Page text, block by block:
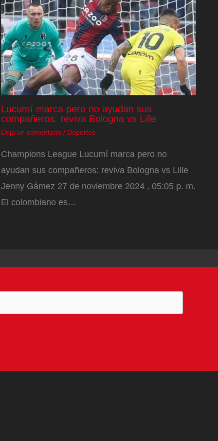
Lucumí marca pero no ayudan sus
compañeros: reviva Bologna vs Lille
Deja un comentario / Deportes
Champions League Lucumí marca pero no
ayudan sus compañeros: reviva Bologna vs Lille
Jenny Gámez 27 de noviembre 2024 , 05:05 p. m.
El colombiano es…